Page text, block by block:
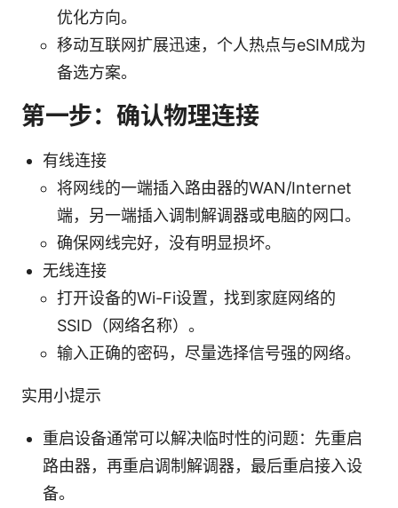
优化方向。
移动互联网扩展迅速，个人热点与eSIM成为
备选方案。
第一步：确认物理连接
有线连接
将网线的一端插入路由器的WAN/Internet
端，另一端插入调制解调器或电脑的网口。
确保网线完好，没有明显损坏。
无线连接
打开设备的Wi-Fi设置，找到家庭网络的
SSID（网络名称）。
输入正确的密码，尽量选择信号强的网络。
实用小提示
重启设备通常可以解决临时性的问题：先重启
路由器，再重启调制解调器，最后重启接入设
备。